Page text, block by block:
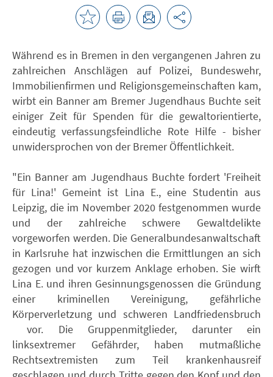
Während es in Bremen in den vergangenen Jahren zu
zahlreichen Anschlägen auf Polizei, Bundeswehr,
Immobilienfirmen und Religionsgemeinschaften kam,
wirbt ein Banner am Bremer Jugendhaus Buchte seit
einiger Zeit für Spenden für die gewaltorientierte,
eindeutig verfassungsfeindliche Rote Hilfe - bisher
unwidersprochen von der Bremer Öffentlichkeit.
"Ein Banner am Jugendhaus Buchte fordert 'Freiheit
für Lina!' Gemeint ist Lina E., eine Studentin aus
Leipzig, die im November 2020 festgenommen wurde
und der zahlreiche schwere Gewaltdelikte
vorgeworfen werden. Die Generalbundesanwaltschaft
in Karlsruhe hat inzwischen die Ermittlungen an sich
gezogen und vor kurzem Anklage erhoben. Sie wirft
Lina E. und ihren Gesinnungsgenossen die Gründung
einer kriminellen Vereinigung, gefährliche
Körperverletzung und schweren Landfriedensbruch
vor. Die Gruppenmitglieder, darunter ein
linksextremer Gefährder, haben mutmaßliche
Rechtsextremisten zum Teil krankenhausreif